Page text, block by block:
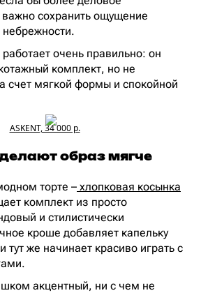
сохранить ощущение
очень правильно: он
комплект, но не
счет мягкой формы и спокойной
ASKENT, 34 000 р.
образ мягче
торте – хлопковая косынка
комплект из просто
и стилистически
кроше добавляет капельку
тут же начинает красиво играть с
акцентный, ни с чем не